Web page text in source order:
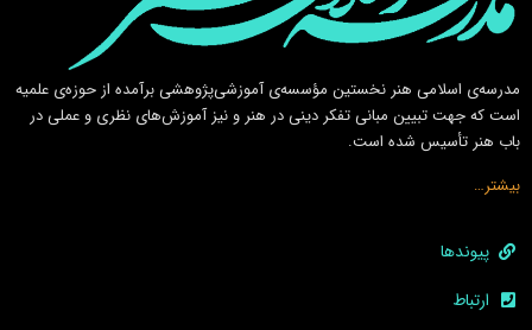
مدرسه‌ی اسلامى هنر نخستين مؤسسه‌ی آموزشى‌پژوهشى برآمده از حوزه‌ی علميه
است كه جهت تبيين مبانى تفكر دينى در هنر و نيز آموزش‌هاى نظرى و عملى در
باب هنر تأسيس شده است.
بیشتر…
پیوندها
ارتباط